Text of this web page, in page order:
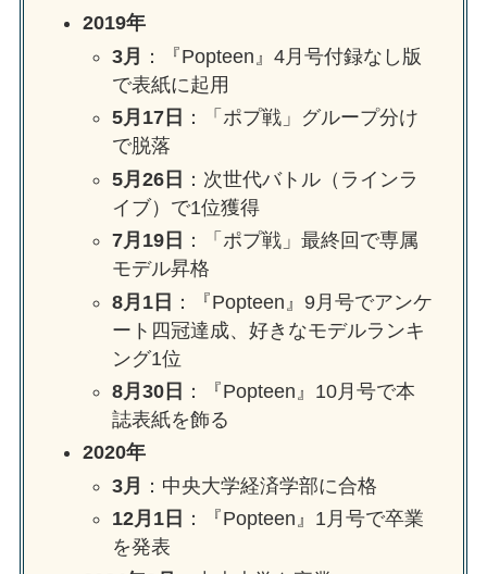
2019年
3月
：『Popteen』4月号付録なし版
で表紙に起用
5月17日 ：「ポプ戦」グループ分け
で脱落
5月26日 ：次世代バトル（ラインラ
イブ）で1位獲得
7月19日 ：「ポプ戦」最終回で専属
モデル昇格
8月1日 ：『Popteen』9月号でアンケ
ート四冠達成、好きなモデルランキ
ング1位
8月30日 ：『Popteen』10月号で本
誌表紙を飾る
2020年
3月
：中央大学経済学部に合格
12月1日 ：『Popteen』1月号で卒業
を発表